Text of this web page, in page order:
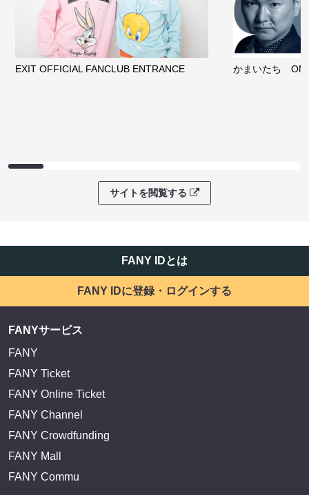
EXIT OFFICIAL FANCLUB ENTRANCE かまいたち
サイトを閲覧する
FANY IDとは
FANY IDに登録・ログインする
FANYサービス
FANY
FANY Ticket
FANY Online Ticket
FANY Channel
FANY Crowdfunding
FANY Mall
FANY Commu